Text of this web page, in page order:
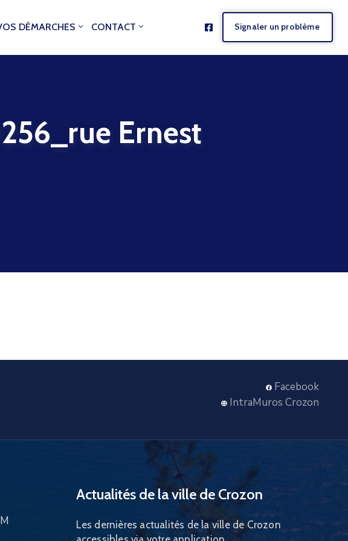
DÉMARCHES CONTACT Signaler un problème
Ernest
Facebook
IntraMuros Crozon
Actualités de la ville de Crozon
Les dernières actualités de la ville de Crozon